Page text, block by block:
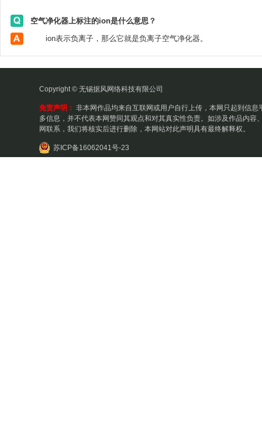
空气净化器上标注的ion是什么意思？
ion表示负离子，那么它就是负离子空气净化器。
Copyright © 无锡据风网络科技有限公司
免责声明： 非本网作品均来自互联网或用户自行上传，本网只起到信息
多信息，并不代表本网赞同其观点和对其真实性负责。如涉及作品内容
网联系，我们将核实后进行删除，本网站对此声明具有最终解释权。
苏ICP备16062041号-23